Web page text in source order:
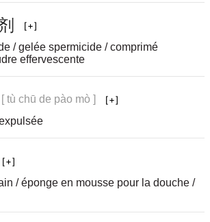
/ gelée spermicide / comprimé
effervescente
[ tù chū de pào mò ]
/ éponge en mousse pour la douche /